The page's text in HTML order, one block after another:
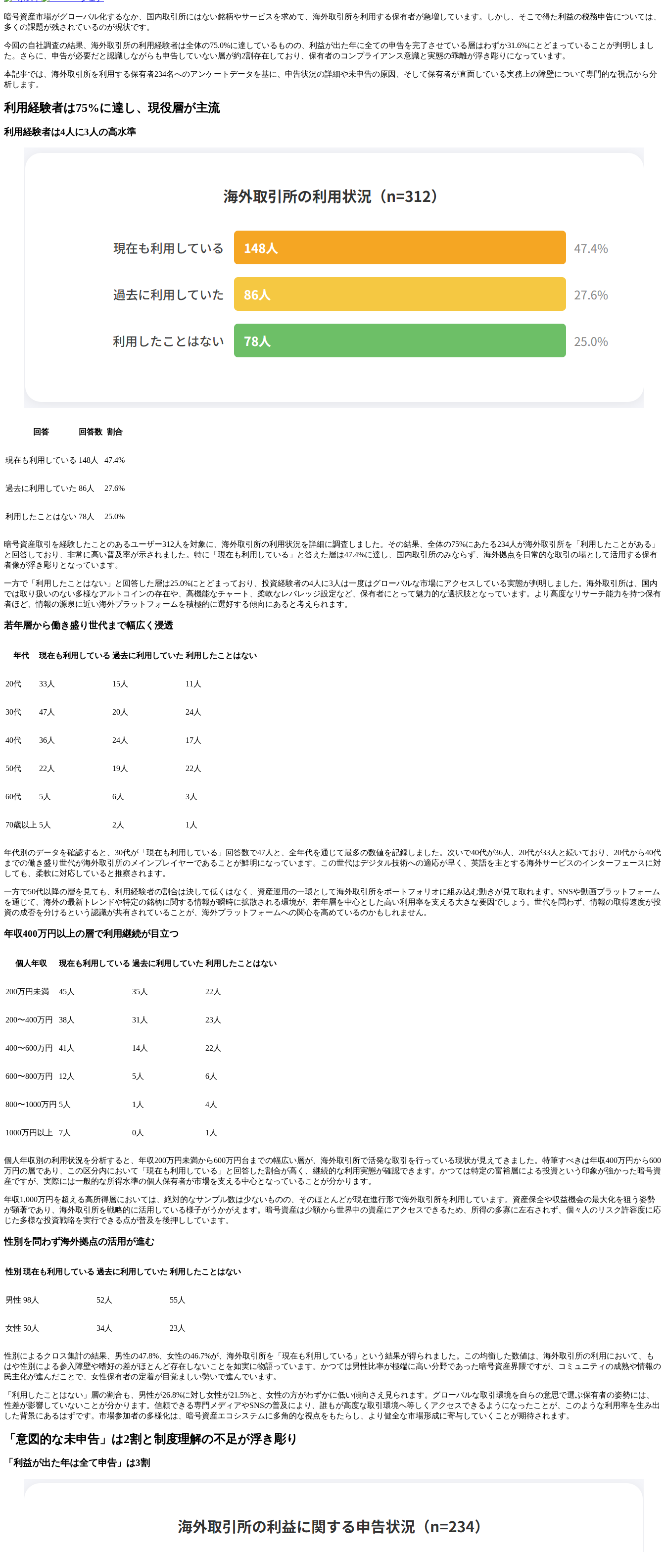
暗号資産市場がグローバル化するなか、国内取引所にはない銘柄やサービスを求めて、海外取引所を利用する保有者が急増しています。しかし、そこで得た利益の税務申告については、
多くの課題が残されているのが現状です。
今回の自社調査の結果、海外取引所の利用経験者は全体の75.0%に達しているものの、利益が出た年に全ての申告を完了させている層はわずか31.6%にとどまっていることが判明しまし
た。さらに、申告が必要だと認識しながらも申告していない層が約2割存在しており、保有者のコンプライアンス意識と実態の乖離が浮き彫りになっています。
本記事では、海外取引所を利用する保有者234名へのアンケートデータを基に、申告状況の詳細や未申告の原因、そして保有者が直面している実務上の障壁について専門的な視点から分
析します。
利用経験者は75%に達し、現役層が主流
利用経験者は4人に3人の高水準
回答 回答数 割合
現在も利用している 148人 47.4%
過去に利用していた 86人 27.6%
利用したことはない 78人 25.0%
暗号資産取引を経験したことのあるユーザー312人を対象に、海外取引所の利用状況を詳細に調査しました。その結果、全体の75%にあたる234人が海外取引所を「利用したことがある」
と回答しており、非常に高い普及率が示されました。特に「現在も利用している」と答えた層は47.4%に達し、国内取引所のみならず、海外拠点を日常的な取引の場として活用する保有
者像が浮き彫りとなっています。
一方で「利用したことはない」と回答した層は25.0%にとどまっており、投資経験者の4人に3人は一度はグローバルな市場にアクセスしている実態が判明しました。海外取引所は、国内
では取り扱いのない多様なアルトコインの存在や、高機能なチャート、柔軟なレバレッジ設定など、保有者にとって魅力的な選択肢となっています。より高度なリサーチ能力を持つ保有
者ほど、情報の源泉に近い海外プラットフォームを積極的に選好する傾向にあると考えられます。
若年層から働き盛り世代まで幅広く浸透
年代 現在も利用している 過去に利用していた 利用したことはない
20代 33人 15人 11人
30代 47人 20人 24人
40代 36人 24人 17人
50代 22人 19人 22人
60代 5人 6人 3人
70歳以上 5人 2人 1人
年代別のデータを確認すると、30代が「現在も利用している」回答数で47人と、全年代を通じて最多の数値を記録しました。次いで40代が36人、20代が33人と続いており、20代から40代
までの働き盛り世代が海外取引所のメインプレイヤーであることが鮮明になっています。この世代はデジタル技術への適応が早く、英語を主とする海外サービスのインターフェースに対
しても、柔軟に対応していると推察されます。
一方で50代以降の層を見ても、利用経験者の割合は決して低くはなく、資産運用の一環として海外取引所をポートフォリオに組み込む動きが見て取れます。SNSや動画プラットフォーム
を通じて、海外の最新トレンドや特定の銘柄に関する情報が瞬時に拡散される環境が、若年層を中心とした高い利用率を支える大きな要因でしょう。世代を問わず、情報の取得速度が投
資の成否を分けるという認識が共有されていることが、海外プラットフォームへの関心を高めているのかもしれません。
年収400万円以上の層で利用継続が目立つ
個人年収 現在も利用している 過去に利用していた 利用したことはない
200万円未満 45人 35人 22人
200〜400万円 38人 31人 23人
400〜600万円 41人 14人 22人
600〜800万円 12人 5人 6人
800〜1000万円 5人 1人 4人
1000万円以上 7人 0人 1人
個人年収別の利用状況を分析すると、年収200万円未満から600万円台までの幅広い層が、海外取引所で活発な取引を行っている現状が見えてきました。特筆すべきは年収400万円から600
万円の層であり、この区分内において「現在も利用している」と回答した割合が高く、継続的な利用実態が確認できます。かつては特定の富裕層による投資という印象が強かった暗号資
産ですが、実際には一般的な所得水準の個人保有者が市場を支える中心となっていることが分かります。
年収1,000万円を超える高所得層においては、絶対的なサンプル数は少ないものの、そのほとんどが現在進行形で海外取引所を利用しています。資産保全や収益機会の最大化を狙う姿勢
が顕著であり、海外取引所を戦略的に活用している様子がうかがえます。暗号資産は少額から世界中の資産にアクセスできるため、所得の多寡に左右されず、個々人のリスク許容度に応
じた多様な投資戦略を実行できる点が普及を後押ししています。
性別を問わず海外拠点の活用が進む
性別 現在も利用している 過去に利用していた 利用したことはない
男性 98人 52人 55人
女性 50人 34人 23人
性別によるクロス集計の結果、男性の47.8%、女性の46.7%が、海外取引所を「現在も利用している」という結果が得られました。この均衡した数値は、海外取引所の利用において、も
はや性別による参入障壁や嗜好の差がほとんど存在しないことを如実に物語っています。かつては男性比率が極端に高い分野であった暗号資産界隈ですが、コミュニティの成熟や情報の
民主化が進んだことで、女性保有者の定着が目覚ましい勢いで進んでいます。
「利用したことはない」層の割合も、男性が26.8%に対し女性が21.5%と、女性の方がわずかに低い傾向さえ見られます。グローバルな取引環境を自らの意思で選ぶ保有者の姿勢には、
性差が影響していないことが分かります。信頼できる専門メディアやSNSの普及により、誰もが高度な取引環境へ等しくアクセスできるようになったことが、このような利用率を生み出
した背景にあるはずです。市場参加者の多様化は、暗号資産エコシステムに多角的な視点をもたらし、より健全な市場形成に寄与していくことが期待されます。
「意図的な未申告」は2割と制度理解の不足が浮き彫り
「利益が出た年は全て申告」は3割